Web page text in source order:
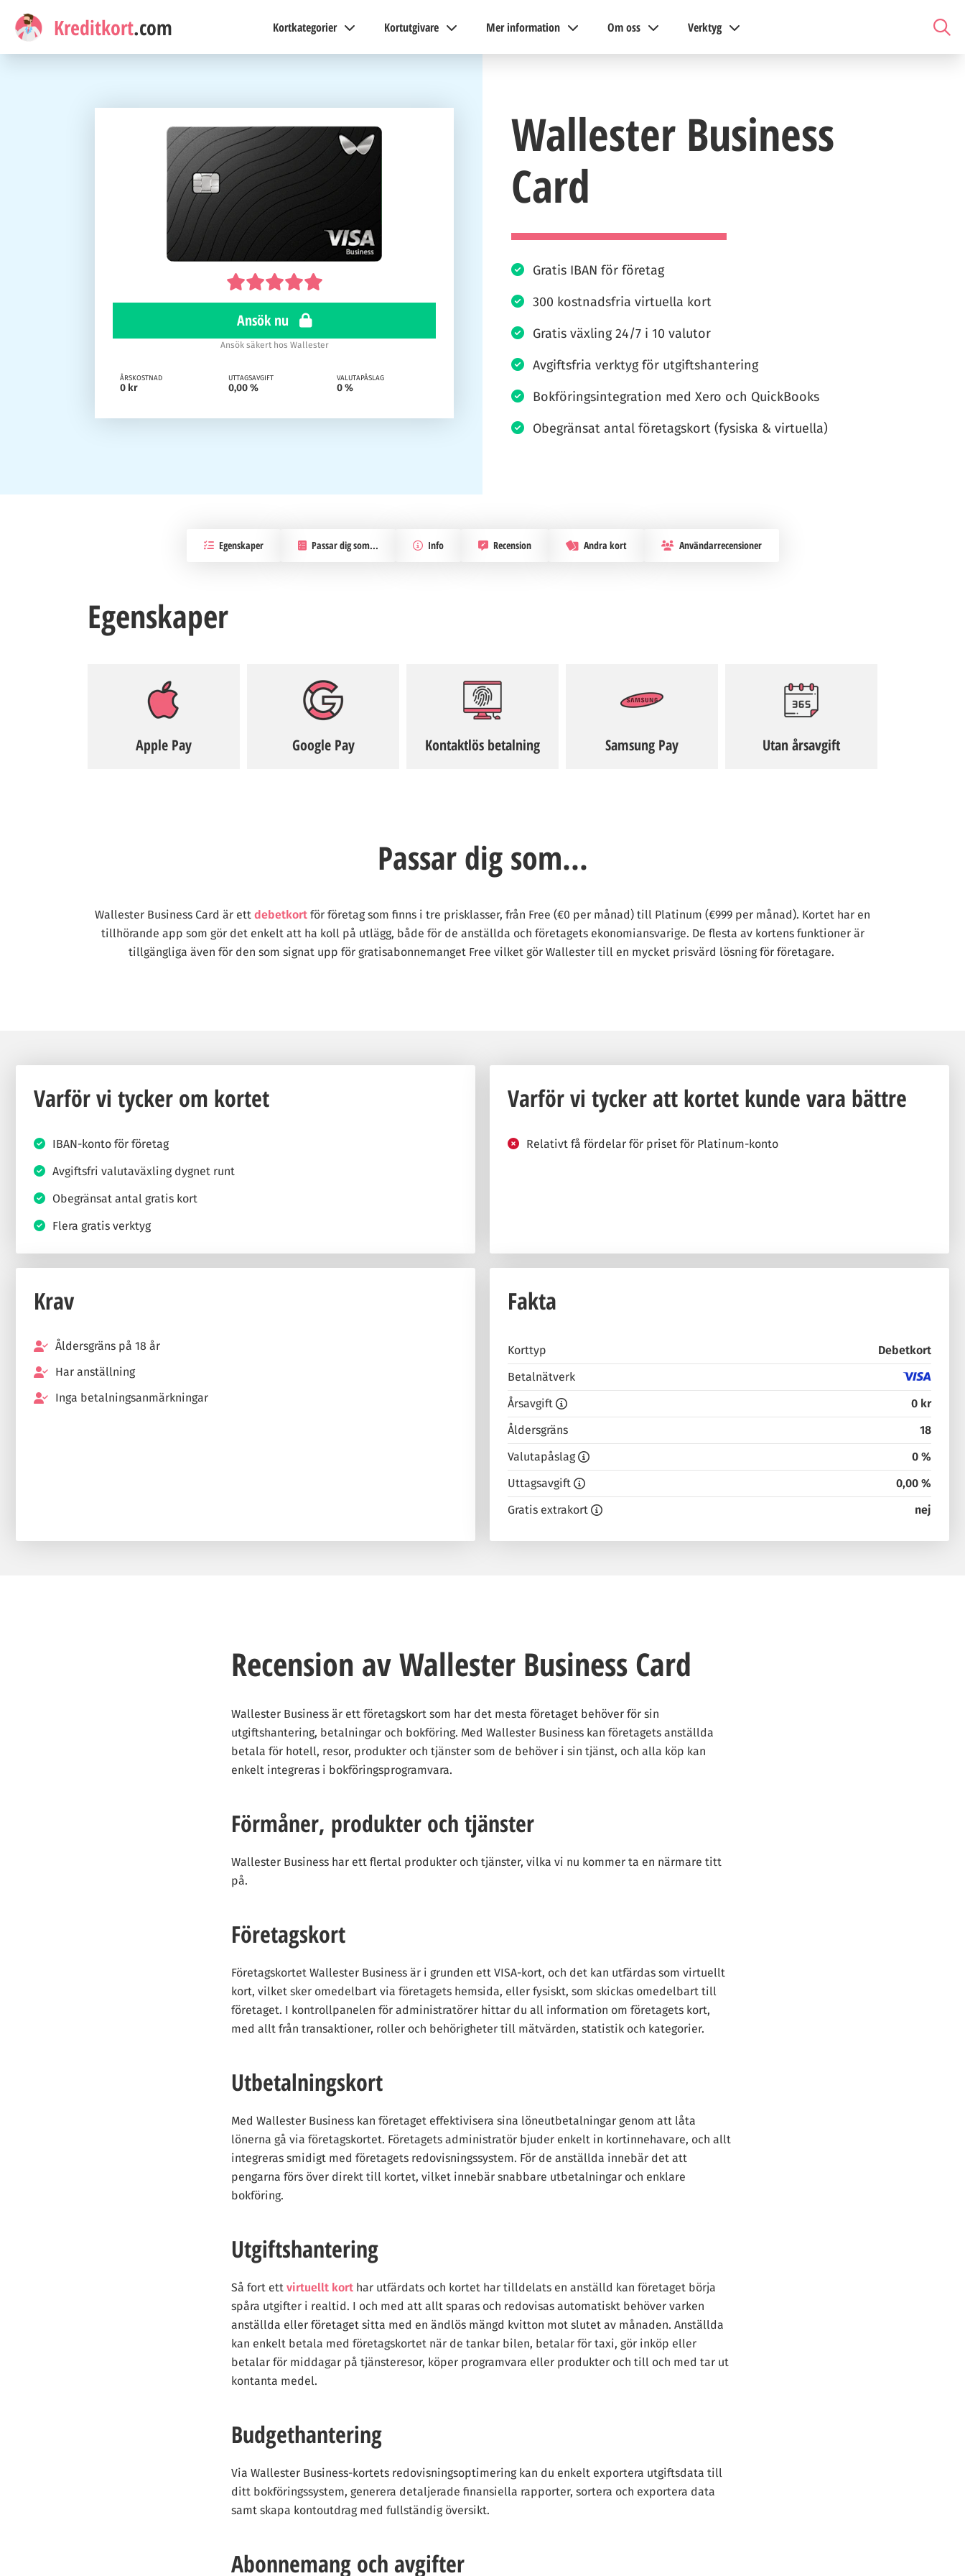
Kreditkort.com Kortkategorier Kortutgivare Mer information Om oss Verktyg
Ansök nu
Ansök säkert hos Wallester
ÅRSKOSTNAD
0 kr
UTTAGSAVGIFT
0,00 %
VALUTAPÅSLAG
0 %
Wallester Business
Card
Gratis IBAN för företag
300 kostnadsfria virtuella kort
Gratis växling 24/7 i 10 valutor
Avgiftsfria verktyg för utgiftshantering
Bokföringsintegration med Xero och QuickBooks
Obegränsat antal företagskort (fysiska & virtuella)
Egenskaper Passar dig som... Info Recension Andra kort Användarrecensioner
Egenskaper
Apple Pay Google Pay Kontaktlös betalning Samsung Pay Utan årsavgift
Passar dig som...
Wallester Business Card är ett debetkort för företag som finns i tre prisklasser, från Free (€0 per månad) till Platinum (€999 per månad). Kortet har en
tillhörande app som gör det enkelt att ha koll på utlägg, både för de anställda och företagets ekonomiansvarige. De flesta av kortens funktioner är
tillgängliga även för den som signat upp för gratisabonnemanget Free vilket gör Wallester till en mycket prisvärd lösning för företagare.
Varför vi tycker om kortet
IBAN-konto för företag
Avgiftsfri valutaväxling dygnet runt
Obegränsat antal gratis kort
Flera gratis verktyg
Varför vi tycker att kortet kunde vara bättre
Relativt få fördelar för priset för Platinum-konto
Krav
Åldersgräns på 18 år
Har anställning
Inga betalningsanmärkningar
Fakta
Korttyp
Debetkort
Betalnätverk
Årsavgift
0 kr
Åldersgräns
18
Valutapåslag
0 %
Uttagsavgift
0,00 %
Gratis extrakort
nej
Recension av Wallester Business Card
Wallester Business är ett företagskort som har det mesta företaget behöver för sin
utgiftshantering, betalningar och bokföring. Med Wallester Business kan företagets anställda
betala för hotell, resor, produkter och tjänster som de behöver i sin tjänst, och alla köp kan
enkelt integreras i bokföringsprogramvara.
Förmåner, produkter och tjänster
Wallester Business har ett flertal produkter och tjänster, vilka vi nu kommer ta en närmare titt
på.
Företagskort
Företagskortet Wallester Business är i grunden ett VISA-kort, och det kan utfärdas som virtuellt
kort, vilket sker omedelbart via företagets hemsida, eller fysiskt, som skickas omedelbart till
företaget. I kontrollpanelen för administratörer hittar du all information om företagets kort,
med allt från transaktioner, roller och behörigheter till mätvärden, statistik och kategorier.
Utbetalningskort
Med Wallester Business kan företaget effektivisera sina löneutbetalningar genom att låta
lönerna gå via företagskortet. Företagets administratör bjuder enkelt in kortinnehavare, och allt
integreras smidigt med företagets redovisningssystem. För de anställda innebär det att
pengarna förs över direkt till kortet, vilket innebär snabbare utbetalningar och enklare
bokföring.
Utgiftshantering
Så fort ett virtuellt kort har utfärdats och kortet har tilldelats en anställd kan företaget börja
spåra utgifter i realtid. I och med att allt sparas och redovisas automatiskt behöver varken
anställda eller företaget sitta med en ändlös mängd kvitton mot slutet av månaden. Anställda
kan enkelt betala med företagskortet när de tankar bilen, betalar för taxi, gör inköp eller
betalar för middagar på tjänsteresor, köper programvara eller produkter och till och med tar ut
kontanta medel.
Budgethantering
Via Wallester Business-kortets redovisningsoptimering kan du enkelt exportera utgiftsdata till
ditt bokföringssystem, generera detaljerade finansiella rapporter, sortera och exportera data
samt skapa kontoutdrag med fullständig översikt.
Abonnemang och avgifter